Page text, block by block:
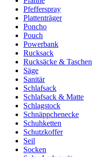
Pfefferspray
Plattenträger
Poncho
Pouch
Powerbank
Rucksack
Rucksäcke & Taschen
Säge
Sanitär
Schlafsack
Schlafsack & Matte
Schlagstock
Schnäppchenecke
Schuhketten
Schutzkoffer
Seil
Socken